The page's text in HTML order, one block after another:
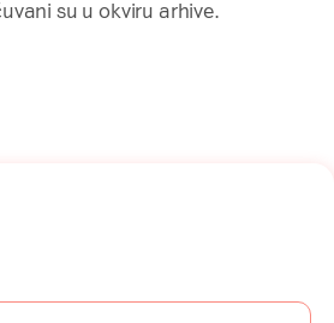
su u okviru arhive.